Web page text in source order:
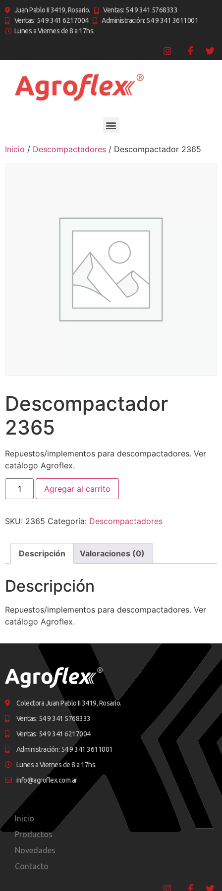
Juan Pablo II 3419, Rosario.
Ventas: 54 9 341 5768333
Ventas: 54 9 341 6217004
Administración: 54 9 341 3611001
Lunes a Viernes de 8 a 17hs.
Inicio / Descompactadores / Descompactador 2365
Descompactador
2365
Repuestos/implementos para descompactadores. Ver
catálogo Agroflex.
Agregar al carrito
SKU: 2365 Categoría: Descompactadores
Descripción Valoraciones (0)
Descripción
Repuestos/implementos para descompactadores. Ver
catálogo Agroflex.
Colectora Juan Pablo II 3419, Rosario.
Ventas: 54 9 341 5768333
Ventas: 54 9 341 6217004
Administración: 54 9 341 3611001
Lunes a Viernes de 8 a 17hs.
info@agroflex.com.ar
Inicio
Productos
Novedades
Contacto